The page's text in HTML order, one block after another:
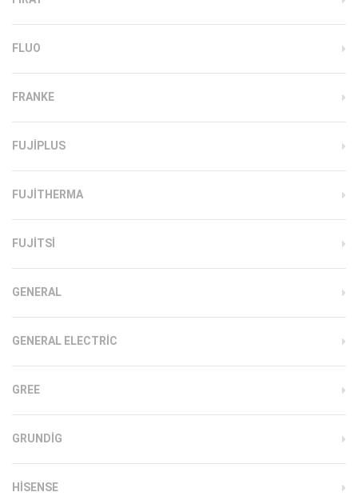
FLUO
FRANKE
FUJIPLUS
FUJITHERMA
FUJITSI
GENERAL
GENERAL ELECTRIC
GREE
GRUNDIG
HISENSE